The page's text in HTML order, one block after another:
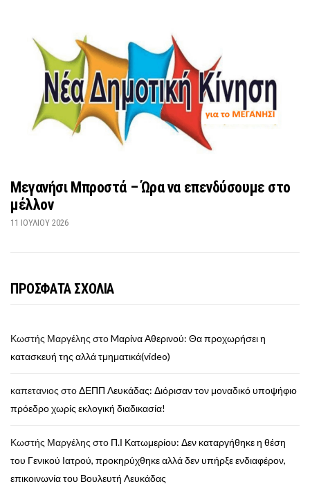
Μεγανήσι Μπροστά – Ώρα να επενδύσουμε στο
μέλλον
11 ΙΟΥΛΊΟΥ 2026
ΠΡΟΣΦΑΤΑ ΣΧΟΛΙΑ
Κωστής Μαργέλης στοMαρίνα Αθερινού: Θα προχωρήσει η
κατασκευή της αλλά τμηματικά(video)
καπετανιος στοΔΕΠΠ Λευκάδας: Διόρισαν τον μοναδικό υποψήφιο
πρόεδρο χωρίς εκλογική διαδικασία!
Κωστής Μαργέλης στο Π.Ι Κατωμερίου: Δεν καταργήθηκε η θέση
του Γενικού Ιατρού, προκηρύχθηκε αλλά δεν υπήρξε ενδιαφέρον,
επικοινωνία του Βουλευτή Λευκάδας